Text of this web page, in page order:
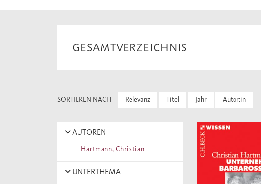
GESAMTVERZEICHNIS
SORTIEREN NACH Relevanz Titel Jahr Autor:in
AUTOREN
Hartmann, Christian
UNTERTHEMA